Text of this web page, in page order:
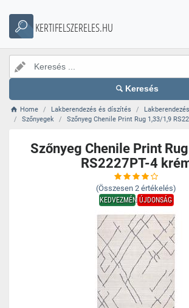
KERTIFELSZERELES.HU
Keresés
Home Lakberendezés és díszítés
Szőnyegek
Szőnyeg Chenile Print Rug 1,33/1,9
Szőnyeg Chenile Print
RS2227PT-4
(Összesen 2 értékelés)
KEDVEZMÉNYÚJDONSÁG